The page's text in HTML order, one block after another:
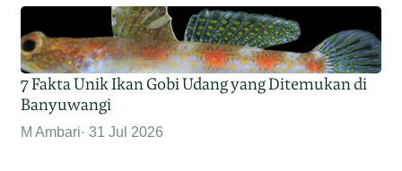
7 Fakta Unik Ikan Gobi Udang yang Ditemukan di
Banyuwangi
M Ambari 31 Jul 2026